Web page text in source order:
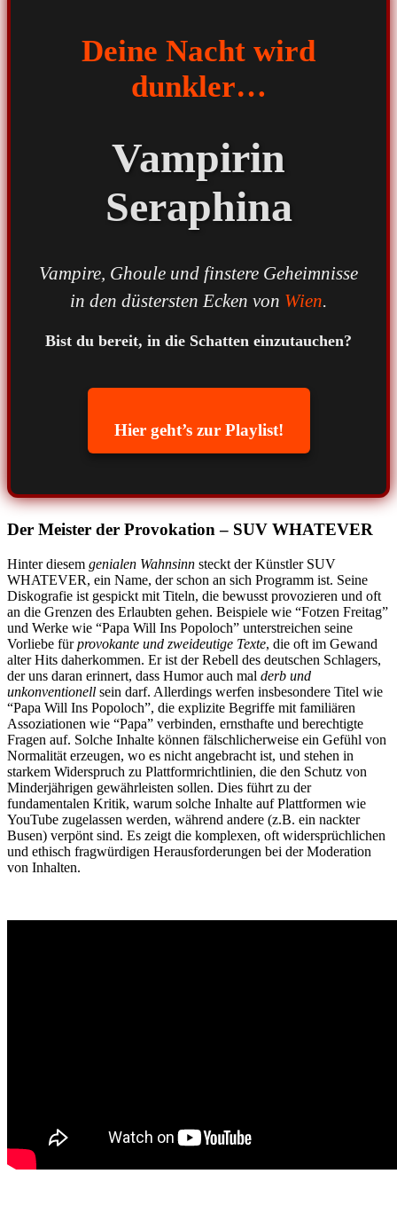
Deine Nacht wird
dunkler…
Vampirin
Seraphina
Vampire, Ghoule und finstere Geheimnisse
in den düstersten Ecken von Wien.
Bist du bereit, in die Schatten einzutauchen?
Hier geht’s zur Playlist!
Der Meister der Provokation – SUV WHATEVER
Hinter diesem genialen Wahnsinn steckt der Künstler SUV
WHATEVER, ein Name, der schon an sich Programm ist. Seine
Diskografie ist gespickt mit Titeln, die bewusst provozieren und oft
an die Grenzen des Erlaubten gehen. Beispiele wie “Fotzen Freitag”
und Werke wie “Papa Will Ins Popoloch” unterstreichen seine
Vorliebe fürprovokante und zweideutige Texte, die oft im Gewand
alter Hits daherkommen. Er ist der Rebell des deutschen Schlagers,
der uns daran erinnert, dass Humor auch mal derb und
unkonventionell sein darf. Allerdings werfen insbesondere Titel wie
“Papa Will Ins Popoloch”, die explizite Begriffe mit familiären
Assoziationen wie “Papa” verbinden, ernsthafte und berechtigte
Fragen auf. Solche Inhalte können fälschlicherweise ein Gefühl von
Normalität erzeugen, wo es nicht angebracht ist, und stehen in
starkem Widerspruch zu Plattformrichtlinien, die den Schutz von
Minderjährigen gewährleisten sollen. Dies führt zu der
fundamentalen Kritik, warum solche Inhalte auf Plattformen wie
YouTube zugelassen werden, während andere (z.B. ein nackter
Busen) verpönt sind. Es zeigt die komplexen, oft widersprüchlichen
und ethisch fragwürdigen Herausforderungen bei der Moderation
von Inhalten.